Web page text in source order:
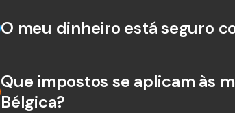
O meu dinheiro está seguro
Que impostos se aplicam às
Bélgica?